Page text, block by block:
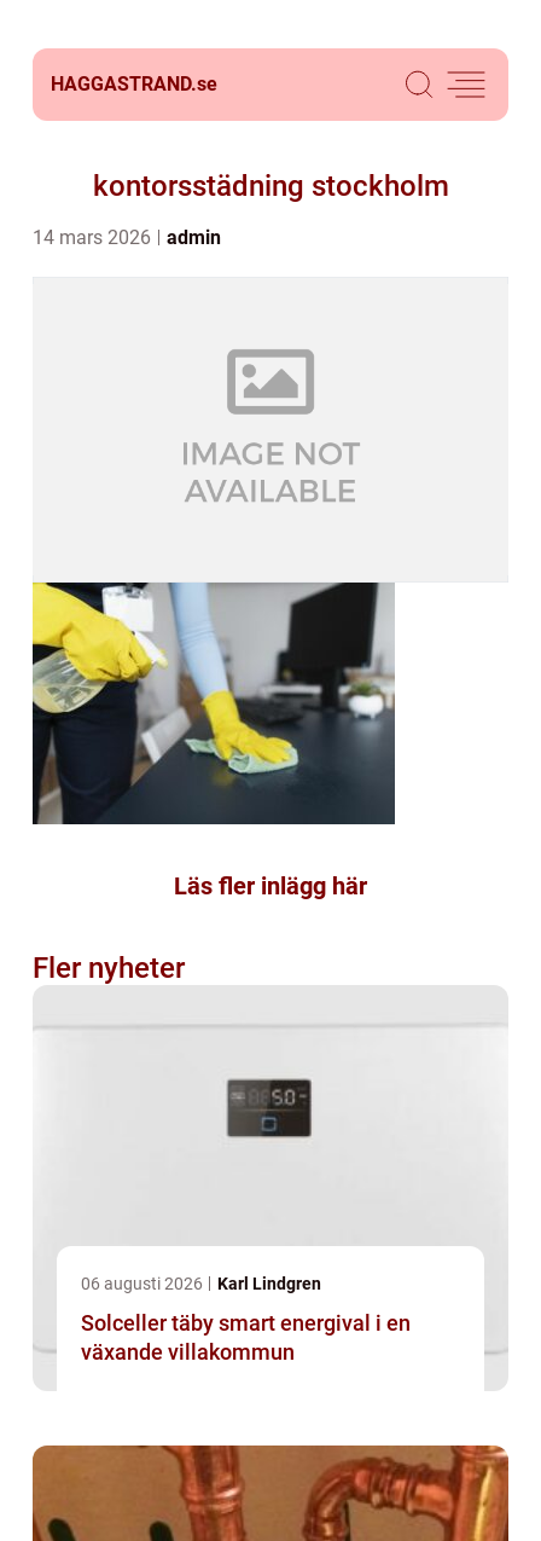
HAGGASTRAND.se
kontorsstädning stockholm
14 mars 2026 admin
Läs fler inlägg här
Fler nyheter
06 augusti 2026 Karl Lindgren
Solceller täby smart energival i en
växande villakommun